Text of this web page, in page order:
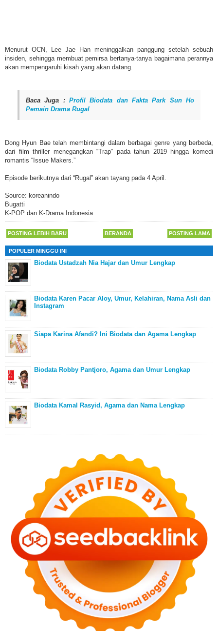
Menurut OCN, Lee Jae Han meninggalkan panggung setelah sebuah
insiden, sehingga membuat pemirsa bertanya-tanya bagaimana perannya
akan mempengaruhi kisah yang akan datang.
Baca Juga : Profil Biodata dan Fakta Park Sun Ho
Pemain Drama Rugal
Dong Hyun Bae telah membintangi dalam berbagai genre yang berbeda,
dari film thriller menegangkan “Trap” pada tahun 2019 hingga komedi
romantis “Issue Makers.”
Episode berikutnya dari “Rugal” akan tayang pada 4 April.
Source: koreanindo
Bugatti
K-POP dan K-Drama Indonesia
POSTING LEBIH BARU POSTING LAMA
BERANDA
POPULER MINGGU INI
Biodata Ustadzah Nia Hajar dan Umur Lengkap
Biodata Karen Pacar Aloy, Umur, Kelahiran, Nama Asli dan
Instagram
Siapa Karina Afandi? Ini Biodata dan Agama Lengkap
Biodata Robby Pantjoro, Agama dan Umur Lengkap
Biodata Kamal Rasyid, Agama dan Nama Lengkap